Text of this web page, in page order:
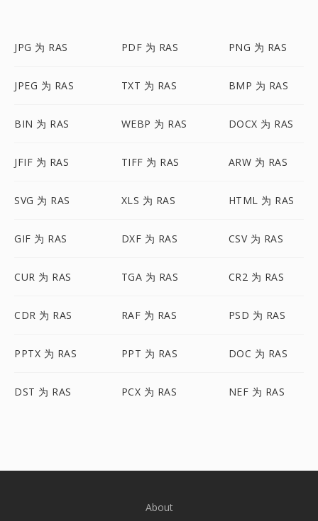
JPG 为 RAS PDF 为 RAS PNG 为 RAS
JPEG 为 RAS TXT 为 RAS BMP 为 RAS
BIN 为 RAS WEBP 为 RAS DOCX 为 RAS
JFIF 为 RAS TIFF 为 RAS ARW 为 RAS
SVG 为 RAS XLS 为 RAS HTML 为 RAS
GIF 为 RAS DXF 为 RAS CSV 为 RAS
CUR 为 RAS TGA 为 RAS CR2 为 RAS
CDR 为 RAS RAF 为 RAS PSD 为 RAS
PPTX 为 RAS PPT 为 RAS DOC 为 RAS
DST 为 RAS PCX 为 RAS NEF 为 RAS
About